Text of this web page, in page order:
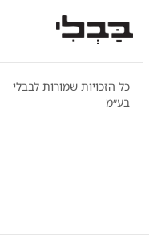
כל הזכויות שמורות לבבלי
בע״מ